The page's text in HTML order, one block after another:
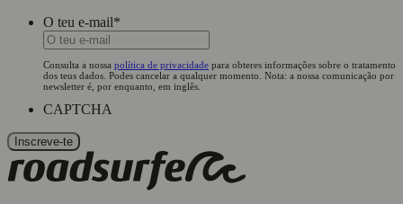
O teu e-mail*
Consulta a nossa política de privacidade para obteres informações sobre o tratamento
dos teus dados. Podes cancelar a qualquer momento. Nota: a nossa comunicação por
newsletter é, por enquanto, em inglês.
CAPTCHA